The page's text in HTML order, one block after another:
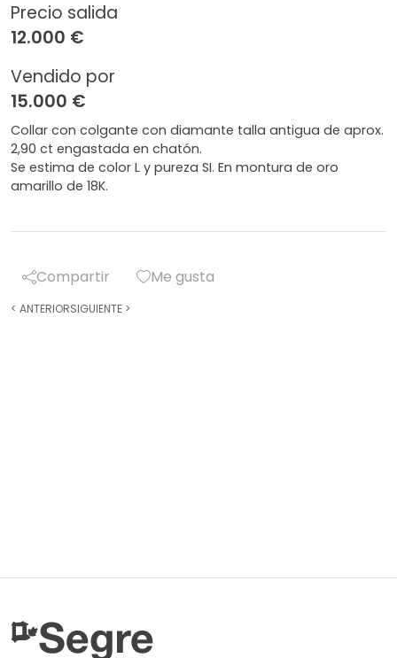
Precio salida
12.000 €
Vendido por
15.000 €
Collar con colgante con diamante talla antigua de aprox.
2,90 ct engastada en chatón.
Se estima de color L y pureza SI. En montura de oro
amarillo de 18K.
Compartir Me gusta
< ANTERIORSIGUIENTE >